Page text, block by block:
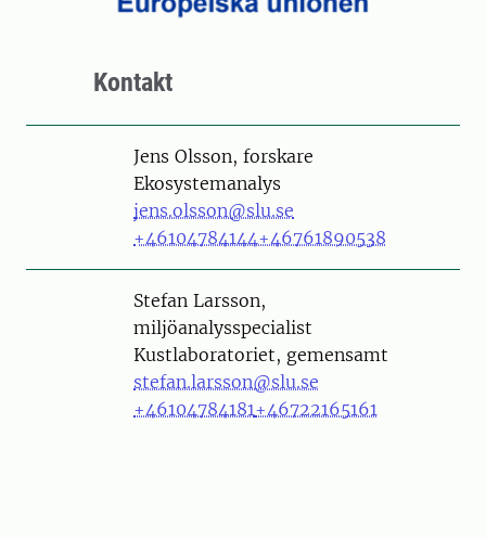
Kontakt
PersonJens Olsson, forskare
Ekosystemanalys
jens.olsson@slu.se
+46104784144+46761890538
PersonStefan Larsson,
miljöanalysspecialist
Kustlaboratoriet, gemensamt
stefan.larsson@slu.se
+46104784181+46722165161